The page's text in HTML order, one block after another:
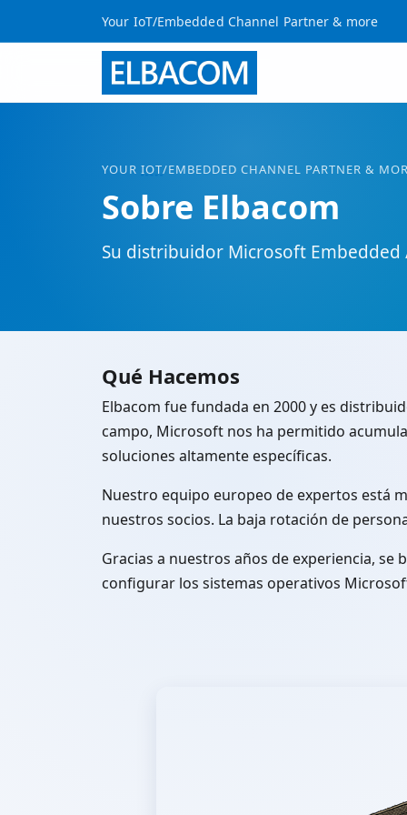
Your IoT/Embedded Channel Partner & more
YOUR IOT/EMBEDDED CHANNEL PARTNER &
Sobre Elbacom
Su distribuidor Microsoft
Qué Hacemos
Elbacom fue fundada en 2000 y es
campo, Microsoft nos ha permitido
soluciones altamente específicas.
Nuestro equipo europeo de expertos está
nuestros socios. La baja rotación de
Gracias a nuestros años de experiencia,
configurar los sistemas operativos